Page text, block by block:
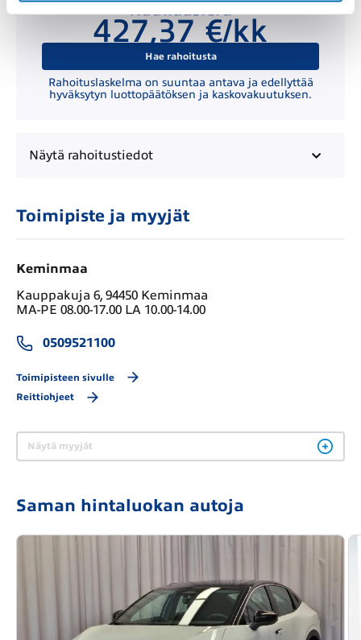
Kuukausierä
427,37 €/kk
Hae rahoitusta
Rahoituslaskelma on suuntaa antava ja edellyttää
hyväksytyn luottopäätöksen ja kaskovakuutuksen.
Näytä rahoitustiedot
Toimipiste ja myyjät
Keminmaa
Kauppakuja 6, 94450 Keminmaa
MA-PE 08.00-17.00 LA 10.00-14.00
0509521100
Toimipisteen sivulle
Reittiohjeet
Näytä myyjät
Saman hintaluokan autoja